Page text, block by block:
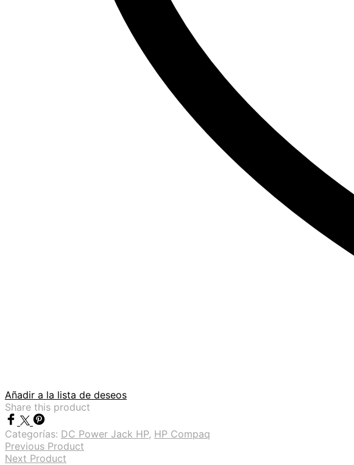
Añadir a la lista de deseos
Share this product
Categorías: DC Power Jack HP, HP Compaq
Previous Product
Next Product